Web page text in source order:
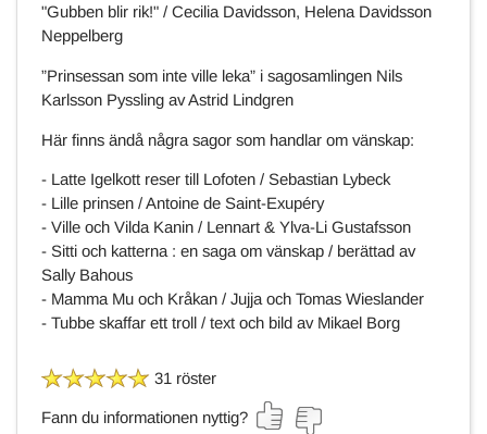
"Gubben blir rik!" / Cecilia Davidsson, Helena Davidsson
Neppelberg
”Prinsessan som inte ville leka” i sagosamlingen Nils
Karlsson Pyssling av Astrid Lindgren
Här finns ändå några sagor som handlar om vänskap:
- Latte Igelkott reser till Lofoten / Sebastian Lybeck
- Lille prinsen / Antoine de Saint-Exupéry
- Ville och Vilda Kanin / Lennart & Ylva-Li Gustafsson
- Sitti och katterna : en saga om vänskap / berättad av
Sally Bahous
- Mamma Mu och Kråkan / Jujja och Tomas Wieslander
- Tubbe skaffar ett troll / text och bild av Mikael Borg
31 röster
Fann du informationen nyttig?